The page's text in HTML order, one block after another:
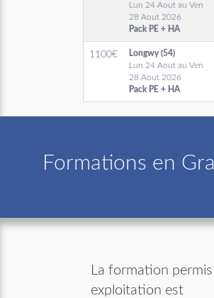
Lun 24 Aout au Ven
28 Aout 2026
Pack PE + HA
1100€
Longwy (54)
Lun 24 Aout au Ven
28 Aout 2026
Pack PE + HA
Formations en
La formation permis
exploitation est